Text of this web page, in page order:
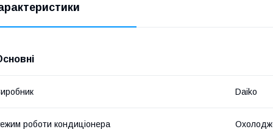
Daiko
роботи кондиціонера